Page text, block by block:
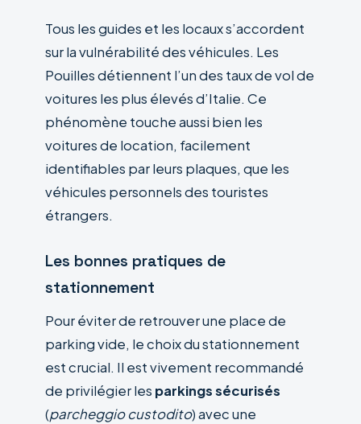
Tous les guides et les locaux s’accordent
sur la vulnérabilité des véhicules. Les
Pouilles détiennent l’un des taux de vol de
voitures les plus élevés d’Italie. Ce
phénomène touche aussi bien les
voitures de location, facilement
identifiables par leurs plaques, que les
véhicules personnels des touristes
étrangers.
Les bonnes pratiques de
stationnement
Pour éviter de retrouver une place de
parking vide, le choix du stationnement
est crucial. Il est vivement recommandé
de privilégier les parkings sécurisés
(parcheggio custodito) avec une